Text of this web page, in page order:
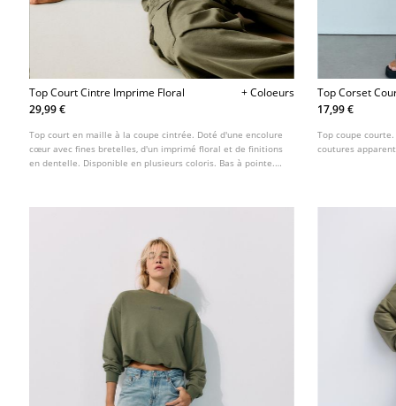
Top Court Cintre Imprime Floral
+ Coloeurs
29,99 €
Top court en maille à la coupe cintrée. Doté d'une encolure
cœur avec fines bretelles, d'un imprimé floral et de finitions
en dentelle. Disponible en plusieurs coloris. Bas à pointe.
Top Corset
17,99 €
Top coupe
coutures